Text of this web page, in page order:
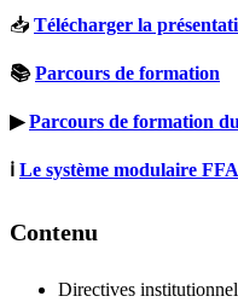
📥 Télécharger la
📚Parcours de formation
▶Parcours de formation
ℹ Le système modulaire
Contenu
Directives